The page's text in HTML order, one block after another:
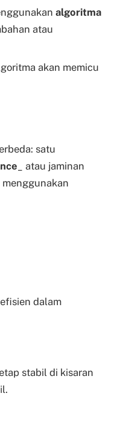
algoritma
atau
akan memicu
satu
_ atau jaminan
menggunakan
dalam
stabil di kisaran